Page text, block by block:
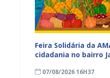
Feira Solidária da
cidadania no bairro
07/08/2026 16H37